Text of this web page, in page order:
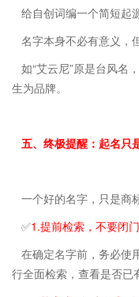
给自创词编一个简短起
名字本身不必有意义，
如“艾云尼”原是台风名
生为品牌。
五、终极提醒：起名只
一个好的名字，只是商
✅1.提前检索，不要闭
在确定名字前，务必使
行全面检索，查看是否已